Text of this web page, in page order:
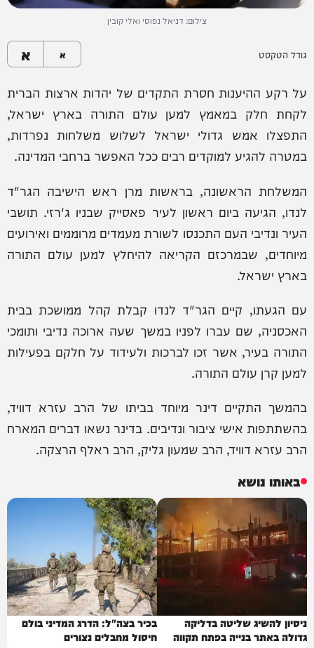
צילום: דניאל נפוסי ואלי קובין
גודל הטקסט א א
על רקע ההיענות חסרת התקדים של יהדות ארצות הברית
לקחת חלק במאמץ למען עולם התורה בארץ ישראל,
התפצלו אמש גדולי ישראל לשלוש משלחות נפרדות,
במטרה להגיע למוקדים רבים ככל האפשר ברחבי המדינה.
המשלחת הראשונה, בראשות מרן ראש הישיבה הגר"ד
לנדו, הגיעה ביום ראשון לעיר פאסייק שבניו ג'רזי. תושבי
העיר ונדיבי העם התכנסו לשורת מעמדים מרוממים ואירועים
מיוחדים, שבמרכזם הקריאה להיחלץ למען עולם התורה
בארץ ישראל.
עם הגעתו, קיים הגר"ד לנדו קבלת קהל ממושכת בבית
האכסניה, שם עברו לפניו במשך שעה ארוכה נדיבי ותומכי
התורה בעיר, אשר זכו לברכות ולעידוד על חלקם בפעילות
למען קרן עולם התורה.
בהמשך התקיים דינר מיוחד בביתו של הרב עזרא דוויד,
בהשתתפות אישי ציבור ונדיבים. בדינר נשאו דברים המארח
הרב עזרא דוויד, הרב שמעון גליק, הרב ראלף הרצקה.
באותו נושא
ניסיון להשיג שליטה בדליקה
גדולה באתר בנייה בפתח תקווה
בכיר בצה"ל: הדרג המדיני בולם
חיסול מחבלים נצורים